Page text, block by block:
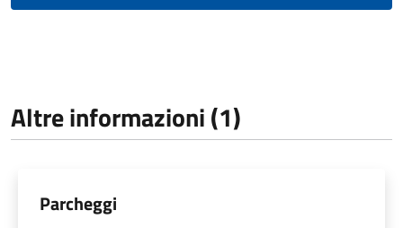
Altre informazioni (1)
Parcheggi